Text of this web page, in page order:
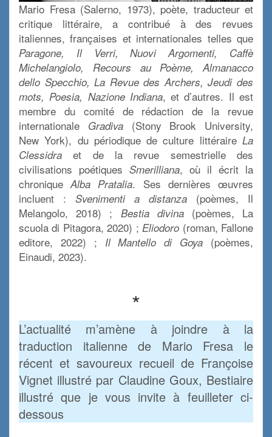
Mario Fresa (Salerno, 1973), poète, traducteur et
critique littéraire, a contribué à des revues
italiennes, françaises et internationales telles que
Paragone, Il Verri, Nuovi Argomenti, Caffè
Michelangiolo, Recours au Poème, Almanacco
dello Specchio, La Revue des Archers, Jeudi des
mots, Poesia, Nazione Indiana, et d’autres. Il est
membre du comité de rédaction de la revue
internationale Gradiva (Stony Brook University,
New York), du périodique de culture littéraire La
Clessidra et de la revue semestrielle des
civilisations poétiques Smerilliana, où il écrit la
chroniqueAlba Pratalia. Ses dernières œuvres
incluent : Svenimenti a distanza (poèmes, Il
Melangolo, 2018) ; Bestia divina(poèmes, La
scuola di Pitagora, 2020) ; Eliodoro (roman, Fallone
editore, 2022) ; Il Mantello di Goya (poèmes,
Einaudi, 2023).
*
L’actualité m’amène à joindre à la
traduction italienne de Mario Fresa le
récent et savoureux recueil de Françoise
Vignet illustré par Claudine Goux, Bestiaire
illustré que je vous invite à feuilleter ci-
dessous